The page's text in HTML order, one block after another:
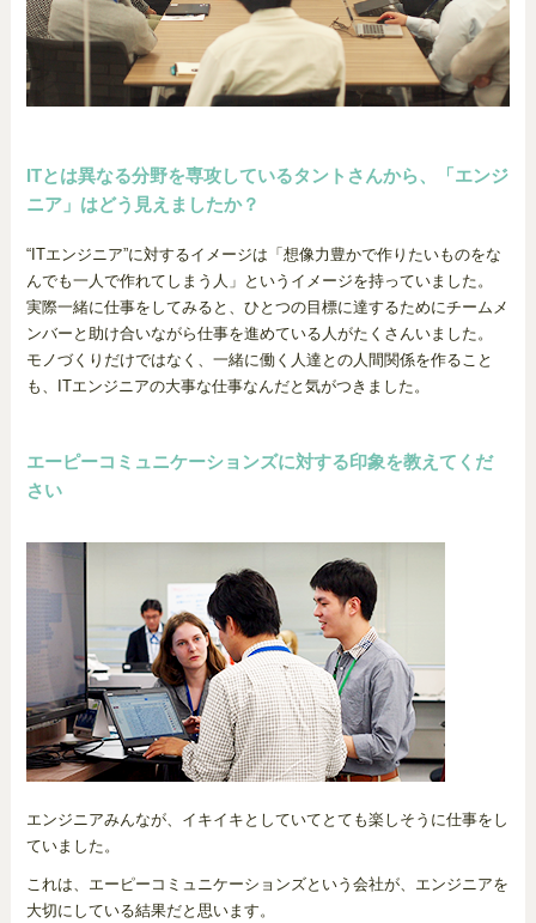
ITとは異なる分野を専攻しているタントさんから、「エンジ
ニア」はどう見えましたか？
“ITエンジニア”に対するイメージは「想像力豊かで作りたいものをな
んでも一人で作れてしまう人」というイメージを持っていました。
実際一緒に仕事をしてみると、ひとつの目標に達するためにチームメ
ンバーと助け合いながら仕事を進めている人がたくさんいました。
モノづくりだけではなく、一緒に働く人達との人間関係を作ること
も、ITエンジニアの大事な仕事なんだと気がつきました。
エーピーコミュニケーションズに対する印象を教えてくだ
さい
エンジニアみんなが、イキイキとしていてとても楽しそうに仕事をし
ていました。
これは、エーピーコミュニケーションズという会社が、エンジニアを
大切にしている結果だと思います。